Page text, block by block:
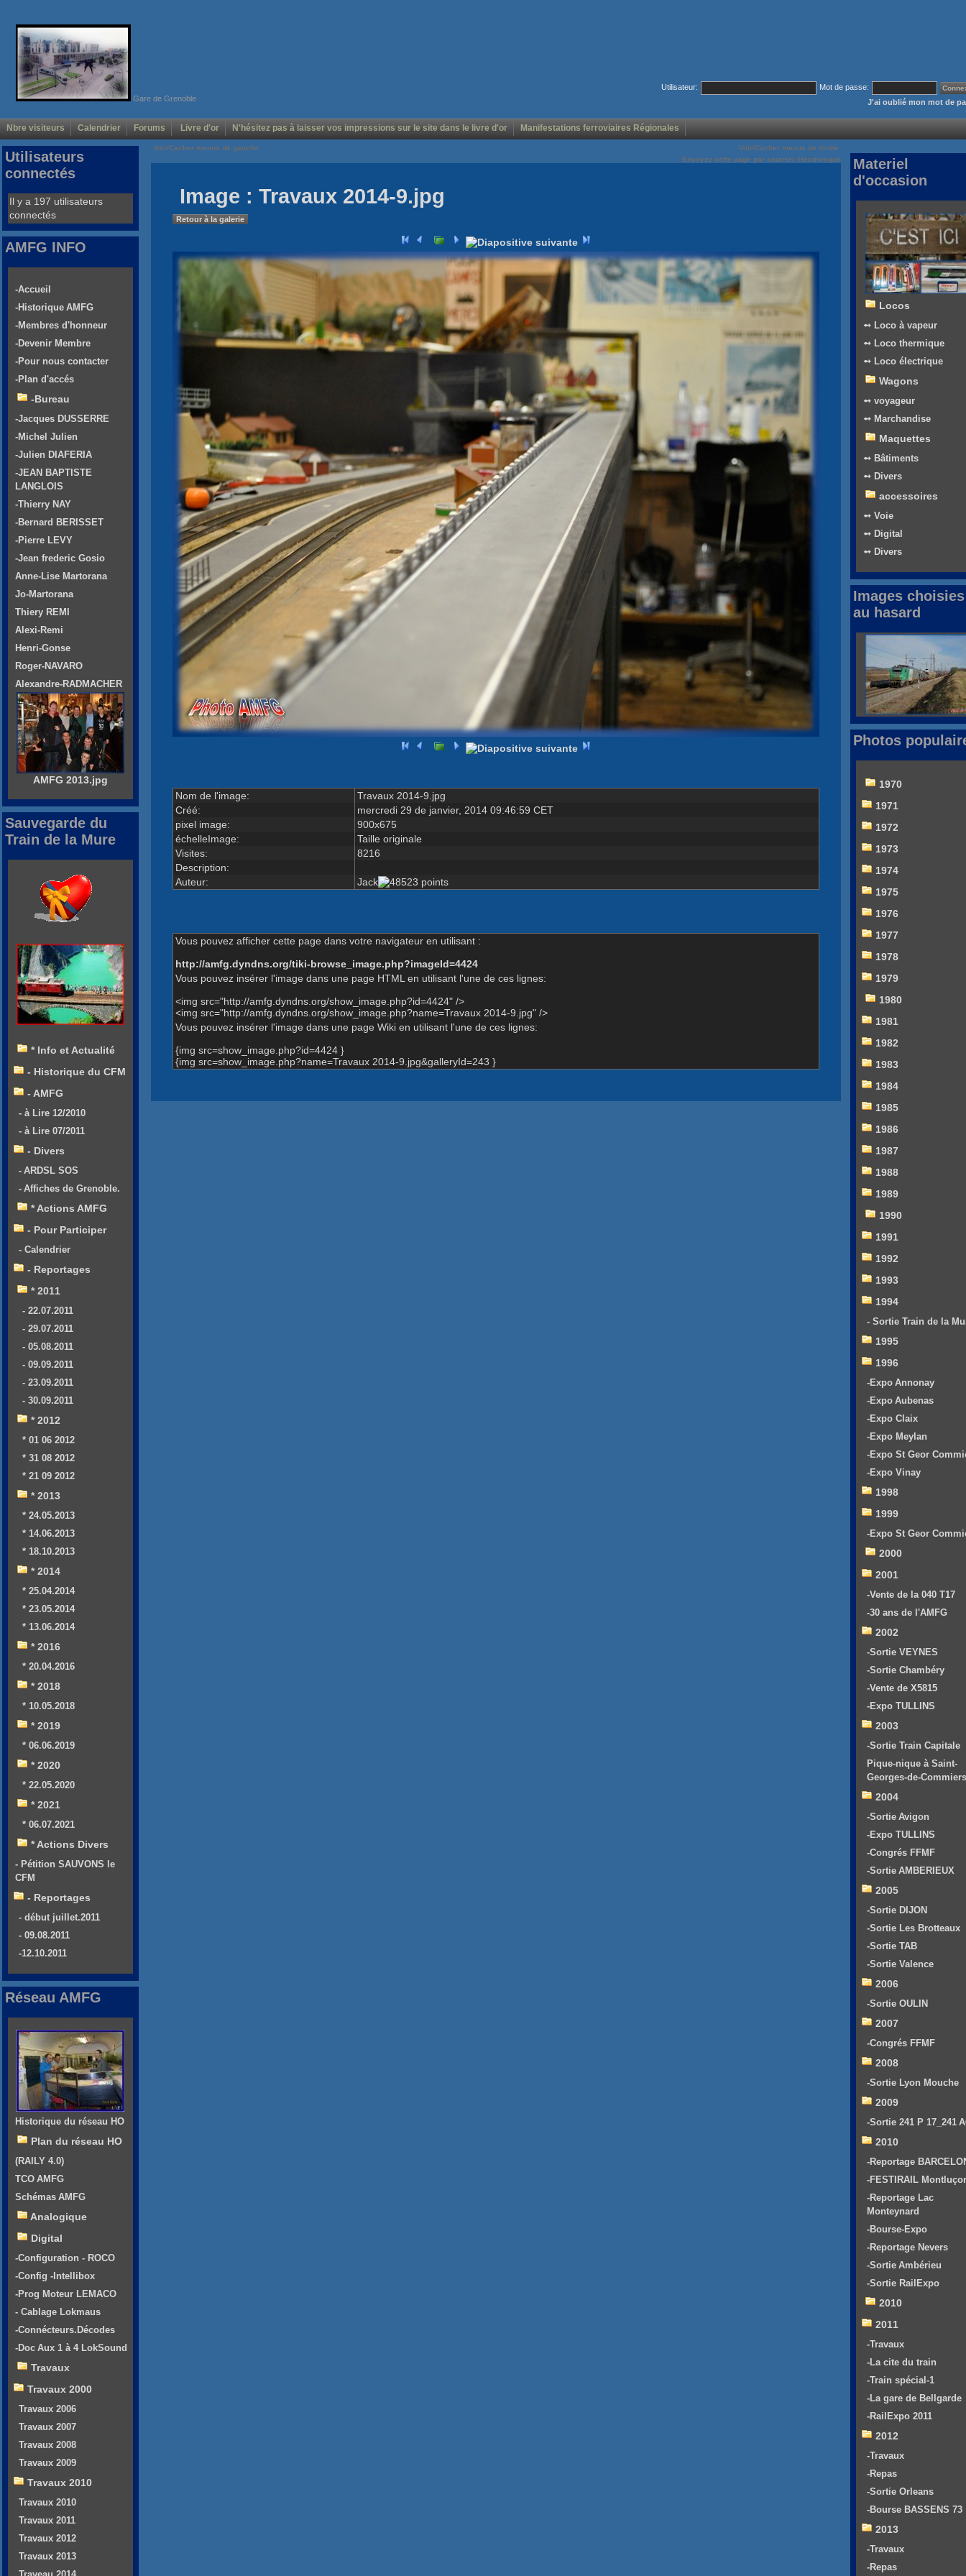
Gare de Grenoble
Utilisateur:
Mot de passe:
J'ai oublié mon mot de
Nbre visiteurs Calendrier Forums Livre d'or N'hésitez pas à laisser vos impressions sur le site dans le livre d'or Manifestations ferroviaires Régionales
Voir/Cacher menus de gauche
Voir/Cacher menus de droite
Envoyez cette page par courrier électronique
Image : Travaux 2014-9.jpg
Retour à la galerie
Nom de l'image:
Travaux 2014-9.jpg
Créé:
mercredi 29 de janvier, 2014 09:46:59 CET
pixel image:
900x675
échelleImage:
Taille originale
Visites:
8216
Description:
Auteur:
Jack
Vous pouvez afficher cette page dans votre navigateur en utilisant :
http://amfg.dyndns.org/tiki-browse_image.php?imageId=4424
Vous pouvez insérer l'image dans une page HTML en utilisant l'une de ces lignes:
<img src="http://amfg.dyndns.org/show_image.php?id=4424" />
<img src="http://amfg.dyndns.org/show_image.php?name=Travaux 2014-9.jpg" />
Vous pouvez insérer l'image dans une page Wiki en utilisant l'une de ces lignes:
{img src=show_image.php?id=4424 }
{img src=show_image.php?name=Travaux 2014-9.jpg&galleryId=243 }
Utilisateurs
connectés
Il y a 197 utilisateurs
connectés
AMFG INFO
-Accueil
-Historique AMFG
-Membres d'honneur
-Devenir Membre
-Pour nous contacter
-Plan d'accés
-Bureau
-Jacques DUSSERRE
-Michel Julien
-Julien DIAFERIA
-JEAN BAPTISTE
LANGLOIS
-Thierry NAY
-Bernard BERISSET
-Pierre LEVY
-Jean frederic Gosio
Anne-Lise Martorana
Jo-Martorana
Thiery REMI
Alexi-Remi
Henri-Gonse
Roger-NAVARO
Alexandre-RADMACHER
AMFG 2013.jpg
Sauvegarde du
Train de la Mure
* Info et Actualité
- Historique du CFM
- AMFG
- à Lire 12/2010
- à Lire 07/2011
- Divers
- ARDSL SOS
- Affiches de Grenoble.
* Actions AMFG
- Pour Participer
- Calendrier
- Reportages
* 2011
- 22.07.2011
- 29.07.2011
- 05.08.2011
- 09.09.2011
- 23.09.2011
- 30.09.2011
* 2012
* 01 06 2012
* 31 08 2012
* 21 09 2012
* 2013
* 24.05.2013
* 14.06.2013
* 18.10.2013
* 2014
* 25.04.2014
* 23.05.2014
* 13.06.2014
* 2016
* 20.04.2016
* 2018
* 10.05.2018
* 2019
* 06.06.2019
* 2020
* 22.05.2020
* 2021
* 06.07.2021
* Actions Divers
- Pétition SAUVONS le
CFM
- Reportages
- début juillet.2011
- 09.08.2011
-12.10.2011
Réseau AMFG
Historique du réseau HO
Plan du réseau HO
(RAILY 4.0)
TCO AMFG
Schémas AMFG
Analogique
Digital
-Configuration - ROCO
-Config -Intellibox
-Prog Moteur LEMACO
- Cablage Lokmaus
-Connécteurs.Décodes
-Doc Aux 1 à 4 LokSound
Travaux
Travaux 2000
Travaux 2006
Travaux 2007
Travaux 2008
Travaux 2009
Travaux 2010
Travaux 2010
Travaux 2011
Travaux 2012
Travaux 2013
Materiel
d'occasion
Locos
➻ Loco à vapeur
➻ Loco thermique
➻ Loco électrique
Wagons
➻ voyageur
➻ Marchandise
Maquettes
➻ Bâtiments
➻ Divers
accessoires
➻ Voie
➻ Digital
➻ Divers
Images choisies
au hasard
Photos
1970
1971
1972
1973
1974
1975
1976
1977
1978
1979
1980
1981
1982
1983
1984
1985
1986
1987
1988
1989
1990
1991
1992
1993
1994
- Sortie Train de la
1995
1996
-Expo Annonay
-Expo Aubenas
-Expo Claix
-Expo Meylan
-Expo St Geor
-Expo Vinay
1998
1999
-Expo St Geor
2000
2001
-Vente de la 040 T17
-30 ans de l'AMFG
2002
-Sortie VEYNES
-Sortie Chambéry
-Vente de X5815
-Expo TULLINS
2003
-Sortie Train Capitale
Pique-nique à Saint-
Georges-de-Commiers
2004
-Sortie Avigon
-Expo TULLINS
-Congrés FFMF
-Sortie AMBERIEUX
2005
-Sortie DIJON
-Sortie Les Brotteaux
-Sortie TAB
-Sortie Valence
2006
-Sortie OULIN
2007
-Congrés FFMF
2008
-Sortie Lyon Mouche
2009
-Sortie 241 P 17_241
2010
-Reportage
-FESTIRAIL
-Reportage Lac
Monteynard
-Bourse-Expo
-Reportage Nevers
-Sortie Ambérieu
-Sortie RailExpo
2010
2011
-Travaux
-La cite du train
-Train spécial-1
-La gare de Bellgarde
-RailExpo 2011
2012
-Travaux
-Repas
-Sortie Orleans
-Bourse BASSENS 73
2013
-Travaux
-Repas